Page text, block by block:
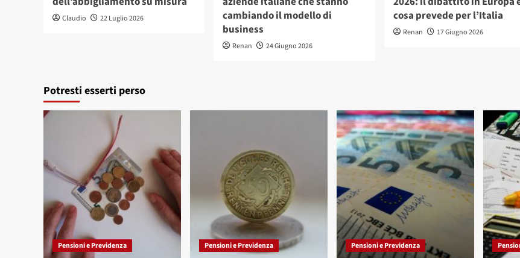
Claudio 22 Luglio 2026
cambiando il modello di
business
Renan 24 Giugno 2026
cosa prevede per l’Italia
Renan 17 Giugno 2026
Potresti esserti perso
Pensioni e Previdenza Pensioni e Previdenza Pensioni e Previdenza